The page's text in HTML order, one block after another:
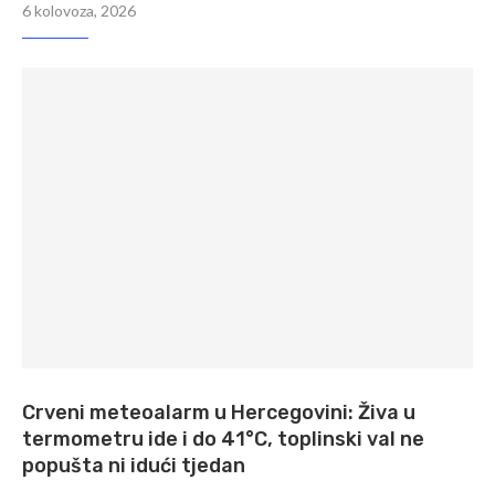
6 kolovoza, 2026
Crveni meteoalarm u Hercegovini: Živa u
termometru ide i do 41°C, toplinski val ne
popušta ni idući tjedan